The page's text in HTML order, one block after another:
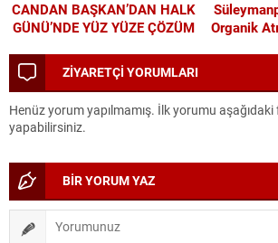
CANDAN BAŞKAN’DAN HALK
GÜNÜ’NDE YÜZ YÜZE ÇÖZÜM
Organik
ZİYARETÇİ YORUMLARI
Henüz yorum yapılmamış. İlk yorumu aşağıdaki
yapabilirsiniz.
BİR YORUM YAZ